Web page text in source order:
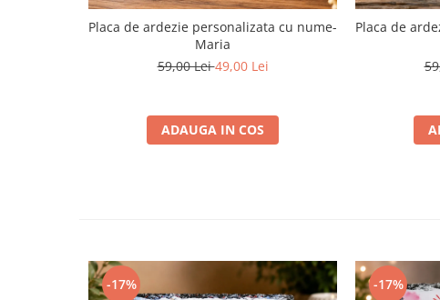
Placa de ardezie personalizata cu nume-
Maria
59,00 Lei49,00 Lei
ADAUGA IN COS
Placa de
-17% -17%